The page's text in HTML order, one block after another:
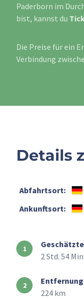
Paderborn im
bist, kannst du
Die Preise für ein
Verbindung
Details
Abfahrtsort:
Ankunftsort:
2 Std. 54 Min.
224 km